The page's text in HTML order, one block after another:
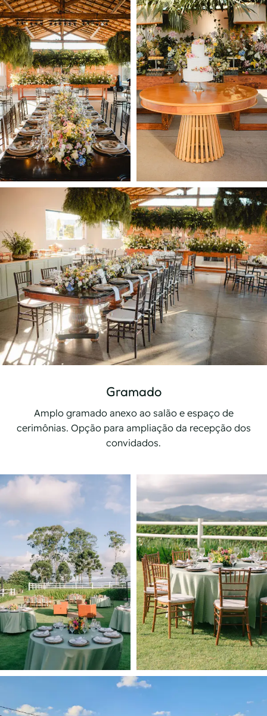
Gramado
Amplo gramado anexo ao salão e espaço de
cerimônias. Opção para ampliação da recepção dos
convidados.